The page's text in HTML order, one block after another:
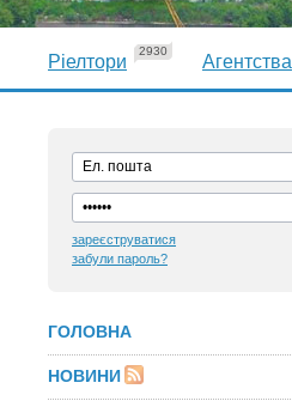
Ріелтори
2930
Агентства
зареєструватися
забули пароль?
ГОЛОВНА
НОВИНИ